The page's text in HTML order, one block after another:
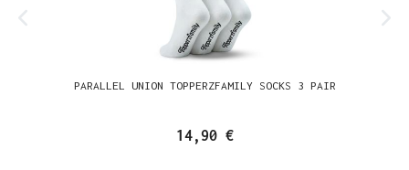
PARALLEL UNION TOPPERZFAMILY SOCKS 3 PAIR
14,90 €